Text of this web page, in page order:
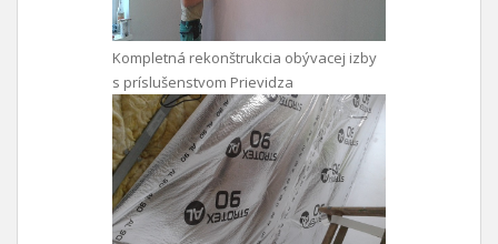
Kompletná rekonštrukcia obývacej izby
s príslušenstvom Prievidza